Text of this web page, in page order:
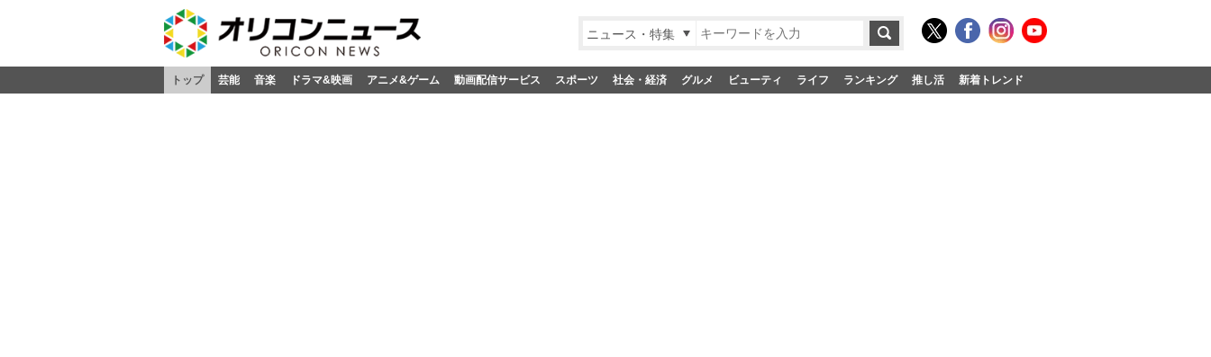
ニュース・特集
トップ 芸能 音楽 ドラマ&映画 アニメ&ゲーム 動画配信サービス スポーツ 社会・経済 グルメ ビューティ ライフ ランキング 推し活 新着トレンド